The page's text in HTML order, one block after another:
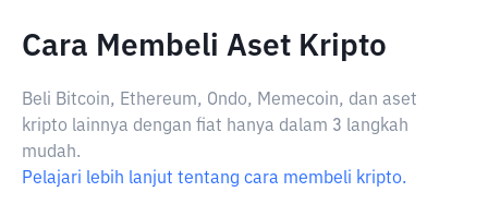
Cara Membeli Aset Kripto
Beli Bitcoin, Ethereum, Ondo, Memecoin, dan aset
kripto lainnya dengan fiat hanya dalam 3 langkah
mudah.
Pelajari lebih lanjut tentang cara membeli kripto.